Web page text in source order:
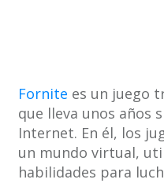
Fornite es un juego
que lleva unos años
Internet. En él, los
un mundo virtual,
habilidades para